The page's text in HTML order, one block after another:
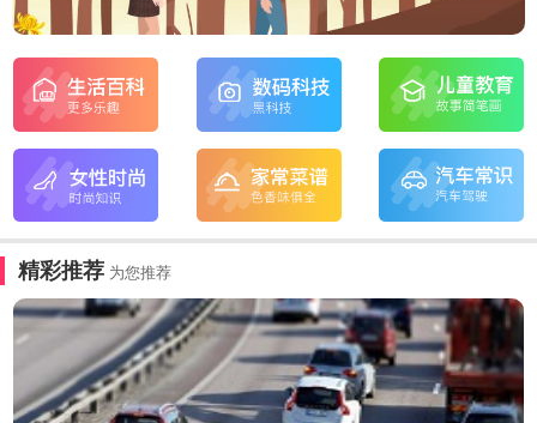
精彩推荐 为您推荐